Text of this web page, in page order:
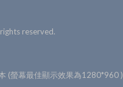
reserved.
(螢幕最佳顯示效果為1280*960 )